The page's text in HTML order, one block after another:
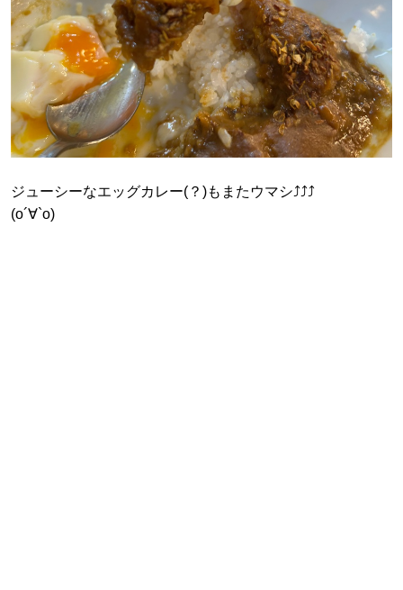
ジューシーなエッグカレー(？)もまたウマシ⤴︎⤴︎⤴︎
(о´∀`о)